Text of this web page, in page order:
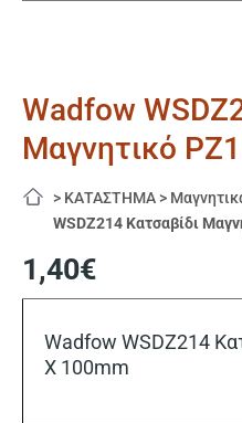
Wadfow
Μαγνητικό
> ΚΑΤΑΣΤΗΜΑ >
WSDZ214 Κατσαβίδι
1,40€
Wadfow WSDZ214
X 100mm